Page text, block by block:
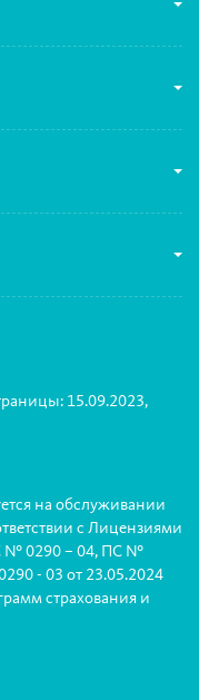
15.09.2023,
на обслуживании
с Лицензиями
№ 0290 – 04, ПС №
- 03 от 23.05.2024
страхования и